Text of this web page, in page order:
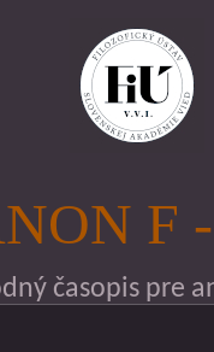
F
časopis pre